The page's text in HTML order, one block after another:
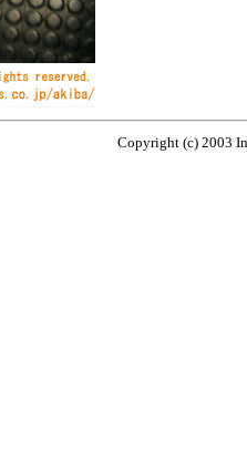
Copyright (c) 2003